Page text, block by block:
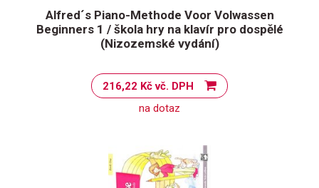
Alfred´s Piano-Methode Voor Volwassen
Beginners 1 / škola hry na klavír pro dospělé
(Nizozemské vydání)
216,22 Kč vč. DPH
na dotaz